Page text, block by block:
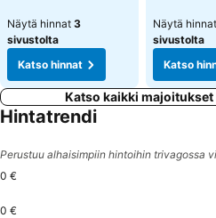
Näytä hinnat 3
sivustolta
Katso hinnat
Näytä hinnat
sivustolta
Katso
Katso kaikki majoitukset
Hintatrendi
Perustuu alhaisimpiin hintoihin trivagossa
0 €
0 €